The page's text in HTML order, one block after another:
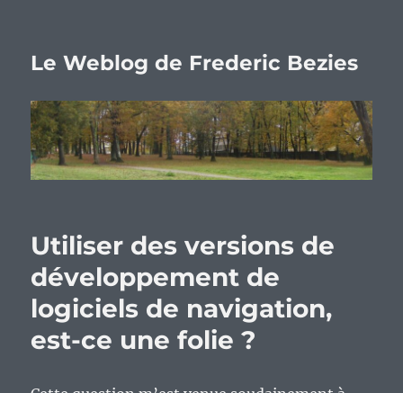
Le Weblog de Frederic Bezies
Utiliser des versions de
développement de
logiciels de navigation,
est-ce une folie ?